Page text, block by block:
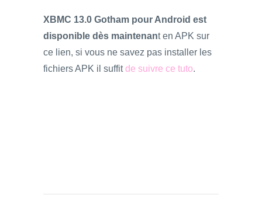
XBMC 13.0 Gotham pour Android est
disponible dès maintenant en APK sur
ce lien, si vous ne savez pas installer les
fichiers APK il suffitde suivre ce tuto.